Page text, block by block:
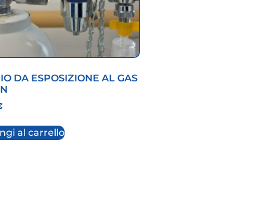
DA ESPOSIZIONE AL GAS
al carrello